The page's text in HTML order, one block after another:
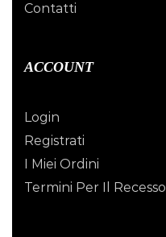
Contatti
ACCOUNT
Login
Registrati
I Miei Ordini
Termini Per Il Recesso